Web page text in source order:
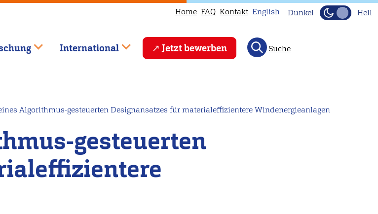
Home FAQ Kontakt
This
page
in
English Dunkel Hell
International Jetzt bewerben Suche
Algorithmus-gesteuerten Designansatzes für materialeffizientere Windenergieanlagen
gesteuerten